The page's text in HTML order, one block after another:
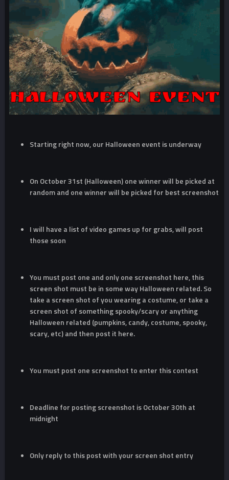
Starting right now, our Halloween event is underway
On October 31st (Halloween) one winner will be picked at
random and one winner will be picked for best screenshot
I will have a list of video games up for grabs, will post
those soon
You must post one and only one screenshot here, this
screen shot must be in some way Halloween related. So
take a screen shot of you wearing a costume, or take a
screen shot of something spooky/scary or anything
Halloween related (pumpkins, candy, costume, spooky,
scary, etc) and then post it here.
You must post one screenshot to enter this contest
Deadline for posting screenshot is October 30th at
midnight
Only reply to this post with your screen shot entry